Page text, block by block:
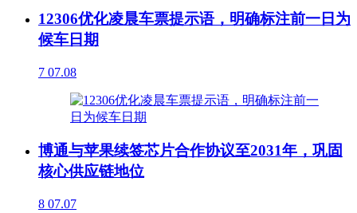
12306优化凌晨车票提示语，明确标注前一日为
候车日期
7 07.08
博通与苹果续签芯片合作协议至2031年，巩固
核心供应链地位
8 07.07